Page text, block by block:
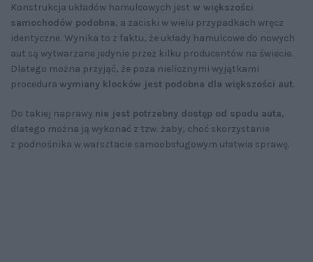
Konstrukcja układów hamulcowych jest w większości
samochodów podobna, a zaciski w wielu przypadkach wręcz
identyczne. Wynika to z faktu, że układy hamulcowe do nowych
aut są wytwarzane jedynie przez kilku producentów na świecie.
Dlatego można przyjąć, że poza nielicznymi wyjątkami
procedura wymiany klocków jest podobna dla większości aut.
Do takiej naprawy nie jest potrzebny dostęp od spodu auta,
dlatego można ją wykonać z tzw. żaby, choć skorzystanie
z podnośnika w warsztacie samoobsługowym ułatwia sprawę.